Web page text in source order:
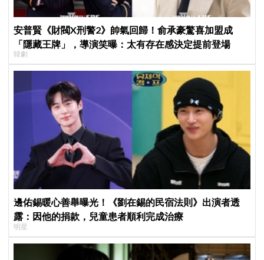
安普賢《財閥X刑警2》帥氣回歸！俞承豪驚喜加盟成
「隱藏王牌」，導演笑曝：太有存在感決定提前登場
韓劇
邊佑錫暖心善舉曝光！《劉在錫的民宿法則》出演者透
露：因他的捐款，兒童患者順利完成治療
明星